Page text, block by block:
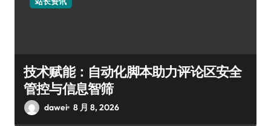
技术赋能：自动化脚本助力评论区安全
管控与信息智筛
dawei 8 月 8, 2026